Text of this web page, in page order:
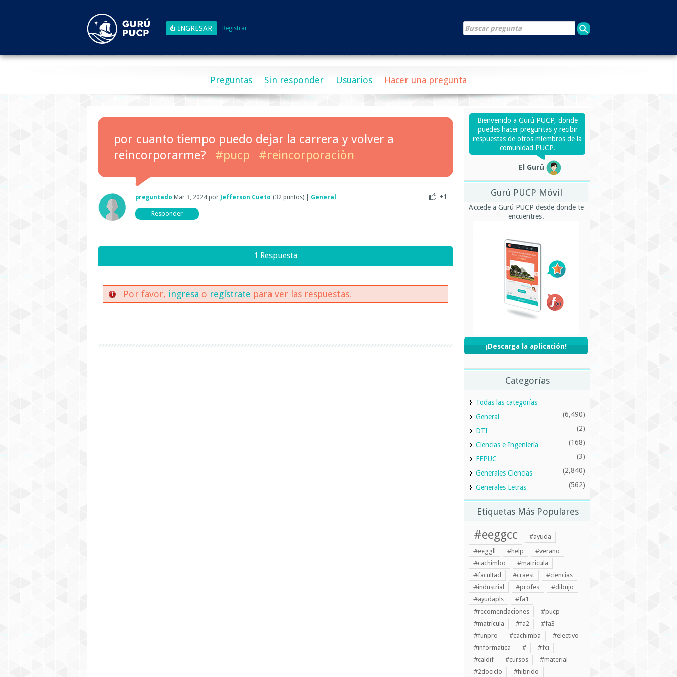
Registrar
Preguntas Sin responder Usuarios Hacer una pregunta
por cuanto tiempo puedo dejar la carrera y volver a
reincorporarme?
#pucp #reincorporaciòn
+1
preguntado Mar 3, 2024 por Jefferson Cueto (32 puntos) General
1 Respuesta
Por favor, ingresa o regístrate para ver las respuestas.
Bienvenido a Gurú PUCP, donde
puedes hacer preguntas y recibir
respuestas de otros miembros de la
comunidad PUCP.
El Gurú
Gurú PUCP Móvil
Accede a Gurú PUCP desde donde te
encuentres.
¡Descarga la aplicación!
Categorías
Todas las categorías
General
(6,490)
DTI (2)
Ciencias e Ingeniería (168)
FEPUC (3)
Generales Ciencias (2,840)
Generales Letras (562)
Etiquetas Más Populares
#eeggcc
#ayuda
#eeggll
#help
#verano
#cachimbo
#matricula
#facultad
#craest
#ciencias
#industrial
#profes
#dibujo
#ayudapls
#fa1
#recomendaciones
#pucp
#matrícula
#fa2
#fa3
#funpro
#cachimba
#electivo
#informatica
#
#fci
#caldif
#cursos
#material
#2dociclo
#hibrido